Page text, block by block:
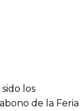
sido los
de la Feria